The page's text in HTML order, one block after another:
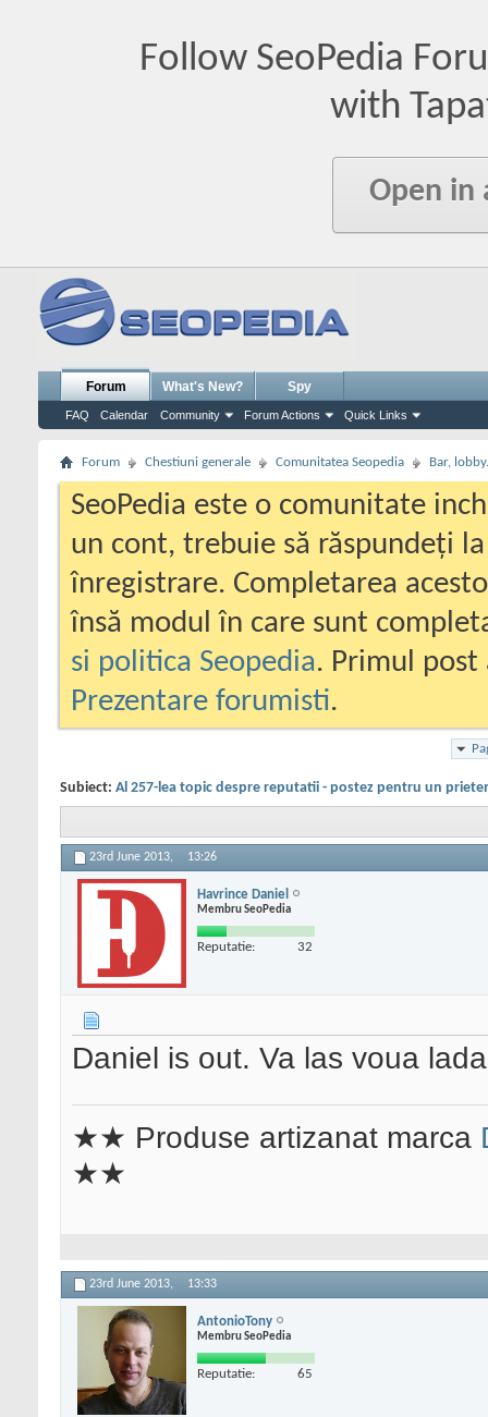
Follow SeoPedia
with
Open in
Forum
FAQ Calendar Community Forum Actions Quick Links
What's New? Spy
Forum Chestiuni generale Comunitatea Seopedia Bar,
SeoPedia este o comunitate
un cont, trebuie să răspundeți
înregistrare. Completarea
însă modul în care sunt
si politica Seopedia. Primul
Prezentare forumisti.
Subiect: Al 257-lea topic despre reputatii - postez pentru un
23rd June 2013, 13:26
Havrince Daniel
Membru SeoPedia
Reputatie: 32
Daniel is out. Va las voua
★★ Produse artizanat marca
★★
23rd June 2013, 13:33
AntonioTony
Membru SeoPedia
Reputatie: 65